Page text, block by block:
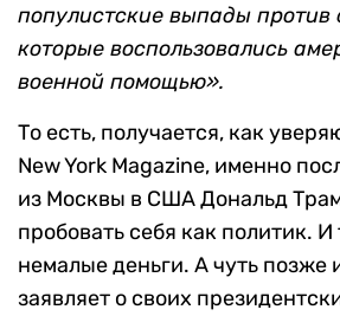
популистские выпады против
которые воспользовались
военной помощью».
То есть, получается, как
New York Magazine, именно
из Москвы в США Дональд
пробовать себя как политик. И
немалые деньги. А чуть позже
заявляет о своих